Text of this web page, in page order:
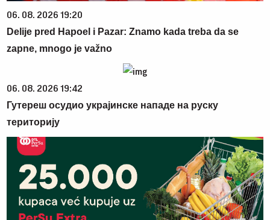
06. 08. 2026 19:20
Delije pred Hapoel i Pazar: Znamo kada treba da se
zapne, mnogo je važno
06. 08. 2026 19:42
Гутереш осудио украјинске нападе на руску
територију